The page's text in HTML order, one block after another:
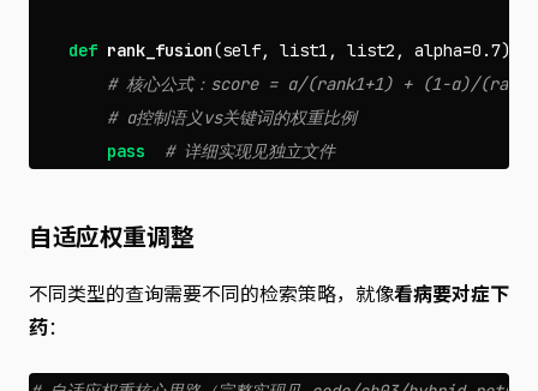
def rank_fusion(self, list1 , list2 , alpha=0.7):
pass
自适应权重调整
不同类型的查询需要不同的检索策略，就像看病要对症下
药：